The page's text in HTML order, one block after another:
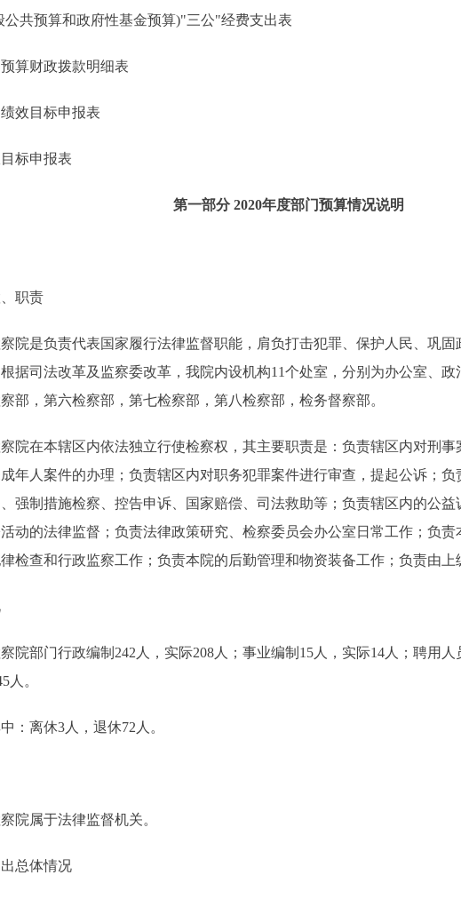
共预算和政府性基金预算)"三公"经费支出表
算财政拨款明细表
效目标申报表
标申报表
第一部分 2020年度部门预算情况说明
职责
是负责代表国家履行法律监督职能，肩负打击犯罪、保护人民、巩固
据司法改革及监察委改革，我院内设机构11个处室，分别为办公室、
部，第六检察部，第七检察部，第八检察部，检务督察部。
在本辖区内依法独立行使检察权，其主要职责是：负责辖区内对刑事
年人案件的办理；负责辖区内对职务犯罪案件进行审查，提起公诉；负
强制措施检察、控告申诉、国家赔偿、司法救助等；负责辖区内的公
动的法律监督；负责法律政策研究、检察委员会办公室日常工作；负
检查和行政监察工作；负责本院的后勤管理和物资装备工作；负责由上
部门行政编制242人，实际208人；事业编制15人，实际14人；聘用人
人。
离休3人，退休72人。
属于法律监督机关。
总体情况